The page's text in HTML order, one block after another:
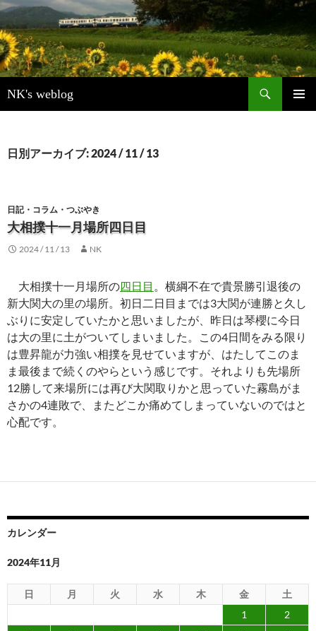
NK's weblog
索
ン
キ
ッ
日別アーカイブ: 2024 / 11 / 13
日記・コラム・つぶやき
大相撲十一月場所四日目
2024 / 11 / 13 NK
大相撲十一月場所の四日目 。横綱不在で貴景勝引退後の
新大関大の里の場所。初日二日目までは3大関が連勝と久し
ぶりに安定していたかと思いましたが、昨日は琴櫻に今日
は大の里に土がついてしまいました。この4日間をみる限り
は豊昇龍が力強い相撲を見せていますが、はたしてこのま
ま最後まで続くのやらという感じです。それよりも先場所
12勝して来場所には再び大関取りかと思っていた霧島がま
さかの4連敗で、またどこか痛めてしまっていないのではと
心配です。
カレンダー
2024年11月
日 月 火 水 木 金
土
1
2